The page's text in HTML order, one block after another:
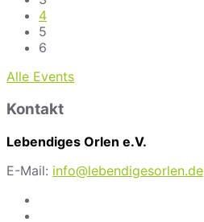
4
5
6
Back
calendar
Alle Events
Kontakt
Lebendiges Orlen e.V.
E-Mail: info@lebendigesorlen.de